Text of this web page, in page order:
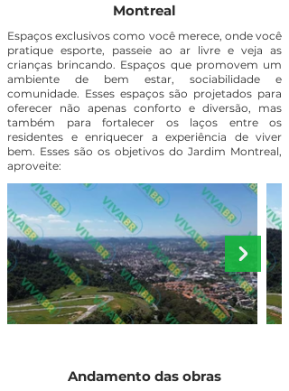
Montreal
Espaços exclusivos como você merece, onde você
pratique esporte, passeie ao ar livre e veja as
crianças brincando. Espaços que promovem um
ambiente de bem estar, sociabilidade e
comunidade. Esses espaços são projetados para
oferecer não apenas conforto e diversão, mas
também para fortalecer os laços entre os
residentes e enriquecer a experiência de viver
bem. Esses são os objetivos do Jardim Montreal,
aproveite:
Andamento das obras